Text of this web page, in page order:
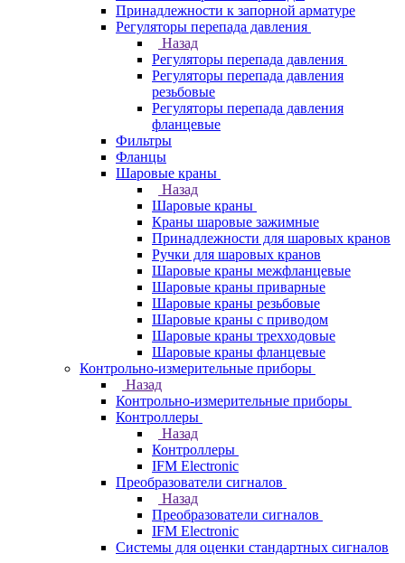
Принадлежности к запорной арматуре
Регуляторы перепада давления
Назад
Регуляторы перепада давления
Регуляторы перепада давления
резьбовые
Регуляторы перепада давления
фланцевые
Фильтры
Фланцы
Шаровые краны
Назад
Шаровые краны
Краны шаровые зажимные
Принадлежности для шаровых кранов
Ручки для шаровых кранов
Шаровые краны межфланцевые
Шаровые краны приварные
Шаровые краны резьбовые
Шаровые краны с приводом
Шаровые краны трехходовые
Шаровые краны фланцевые
Контрольно-измерительные приборы
Назад
Контрольно-измерительные приборы
Контроллеры
Назад
Контроллеры
IFM Electronic
Преобразователи сигналов
Назад
Преобразователи сигналов
IFM Electronic
Системы для оценки стандартных сигналов